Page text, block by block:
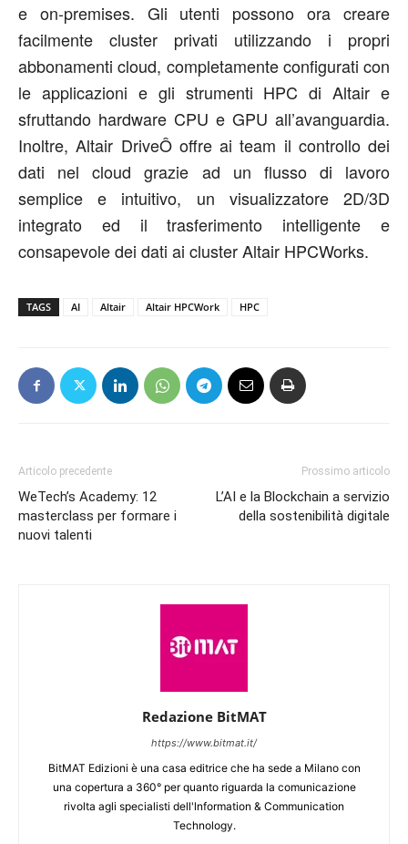
e on-premises. Gli utenti possono ora creare
facilmente cluster privati utilizzando i propri
abbonamenti cloud, completamente configurati con
le applicazioni e gli strumenti HPC di Altair e
sfruttando hardware CPU e GPU all’avanguardia.
Inoltre, Altair DriveÔ offre ai team il controllo dei
dati nel cloud grazie ad un flusso di lavoro
semplice e intuitivo, un visualizzatore 2D/3D
integrato ed il trasferimento intelligente e
consapevole dei dati ai cluster Altair HPCWorks.
TAGS AI Altair Altair HPCWork HPC
Articolo precedente
WeTech’s Academy: 12
masterclass per formare i
nuovi talenti
Prossimo articolo
L’AI e la Blockchain a servizio
della sostenibilità digitale
Redazione BitMAT
https://www.bitmat.it/
BitMAT Edizioni è una casa editrice che ha sede a Milano con
una copertura a 360° per quanto riguarda la comunicazione
rivolta agli specialisti dell'lnformation & Communication
Technology.